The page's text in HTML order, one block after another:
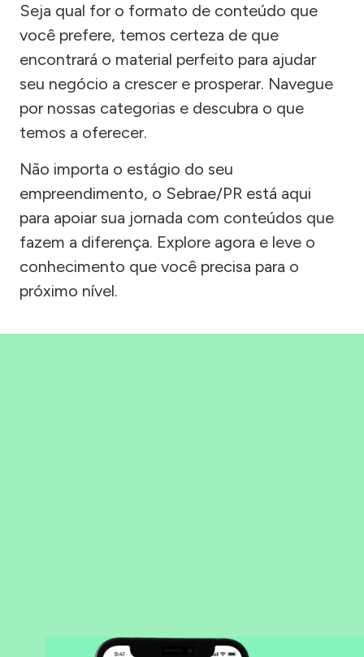
Seja qual for o formato de conteúdo que
você prefere, temos certeza de que
encontrará o material perfeito para ajudar
seu negócio a crescer e prosperar. Navegue
por nossas categorias e descubra o que
temos a oferecer.
Não importa o estágio do seu
empreendimento, o Sebrae/PR está aqui
para apoiar sua jornada com conteúdos que
fazem a diferença. Explore agora e leve o
conhecimento que você precisa para o
próximo nível.